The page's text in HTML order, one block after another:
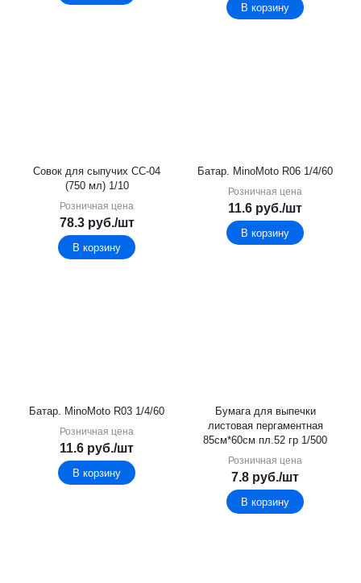
В корзину
Совок для сыпучих СС-04
(750 мл) 1/10
Розничная цена
78.3руб./шт
В корзину
Батар. MinoMoto R06 1/4/60
Розничная цена
11.6 руб./шт
В корзину
Батар. MinoMoto R03 1/4/60
Розничная цена
11.6 руб./шт
В корзину
Бумага для выпечки
листовая пергаментная
85см*60см пл.52 гр 1/500
Розничная цена
7.8 руб./шт
В корзину